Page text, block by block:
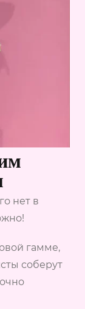
нет в
гамме,
соберут